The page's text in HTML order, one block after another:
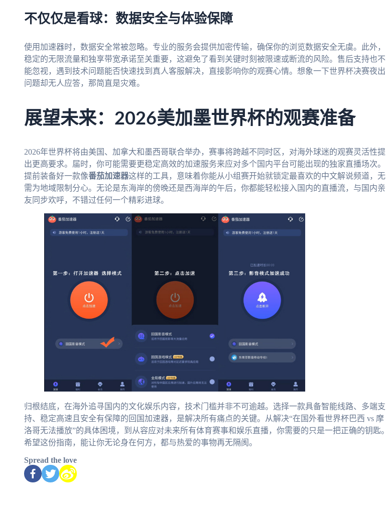
不仅仅是看球：数据安全与体验保障
使用加速器时，数据安全常被忽略。专业的服务会提供加密传输，确保你的浏览数据安全无虞。此外，
稳定的无限流量和独享带宽承诺至关重要，这避免了看到关键时刻被限速或断流的风险。售后支持也不
能忽视，遇到技术问题能否快速找到真人客服解决，直接影响你的观赛心情。想象一下世界杯决赛夜出
问题却无人应答，那简直是灾难。
展望未来：2026美加墨世界杯的观赛准备
2026年世界杯将由美国、加拿大和墨西哥联合举办，赛事将跨越不同时区，对海外球迷的观赛灵活性提
出更高要求。届时，你可能需要更稳定高效的加速服务来应对多个国内平台可能出现的独家直播场次。
提前装备好一款像番茄加速器这样的工具，意味着你能从小组赛开始就锁定最喜欢的中文解说频道，无
需为地域限制分心。无论是东海岸的傍晚还是西海岸的午后，你都能轻松接入国内的直播流，与国内亲
友同步欢呼，不错过任何一个精彩进球。
归根结底，在海外追寻国内的文化娱乐内容，技术门槛并非不可逾越。选择一款具备智能线路、多端支
持、稳定高速且安全有保障的回国加速器，是解决所有痛点的关键。从解决“在国外看世界杯巴西 vs 摩
洛哥无法播放”的具体困境，到从容应对未来所有体育赛事和娱乐直播，你需要的只是一把正确的钥匙。
希望这份指南，能让你无论身在何方，都与热爱的事物再无隔阂。
Spread the love